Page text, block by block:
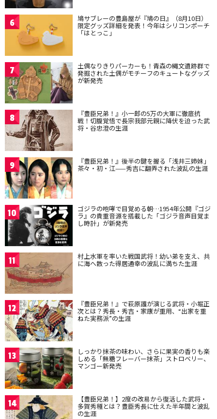
6 鳩サブレーの豊島屋が『鳩の日』（8月10日）
限定グッズ詳細を発表！今年はシリコンポーチ
「はとっこ」
7 土偶なりきりパーカーも！青森の縄文遺跡群で
発掘された土偶がモチーフのキュートなグッズ
が新発売
8 『豊臣兄弟！』小一郎の5万の大軍に徹底抗
戦！切腹覚悟で長宗我部元親に降伏を迫った武
将・谷忠澄の生涯
9 『豊臣兄弟！』後半の鍵を握る「浅井三姉妹」
茶々・初・江——秀吉に翻弄された波乱の生涯
10 ゴジラの咆哮で目覚める朝…1954年公開『ゴジ
ラ』の貴重音源を搭載した「ゴジラ音声目覚ま
し時計」が新発売
11 村上水軍を率いた戦国武将！幼い弟を支え、共
に海へ散った得居通幸の波乱に満ちた生涯
12 『豊臣兄弟！』で萩原護が演じる武将・小堀正
次とは？秀長・秀吉・家康が重用、“出家を重
ねた実務派”の生涯
13 しっかり抹茶の味わい、さらに果実の香りも楽
しめる「無糖フレーバー抹茶」ストロベリー、
マンゴー新発売
14 【豊臣兄弟！】2度の改易から復活した武将・
多賀秀種とは？豊臣秀長に仕えた半年間と波乱
の生涯